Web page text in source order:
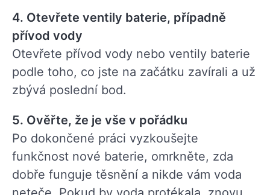
4. Otevřete ventily baterie, případně
přívod vody
Otevřete přívod vody nebo ventily baterie
podle toho, co jste na začátku zavírali a už
zbývá poslední bod.
5. Ověřte, že je vše v pořádku
Po dokončené práci vyzkoušejte
funkčnost nové baterie, omrkněte, zda
dobře funguje těsnění a nikde vám voda